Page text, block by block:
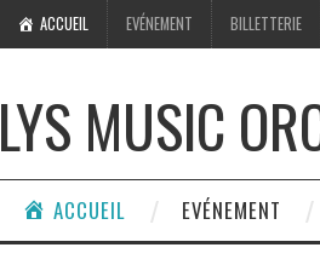
ACCUEIL EVÉNEMENT BILLETTERIE
LYS MUSIC
ACCUEIL EVÉNEMENT